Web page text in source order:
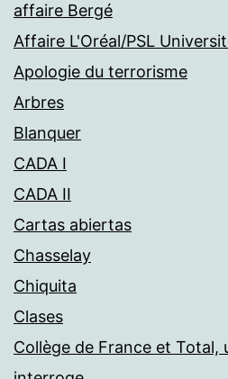
affaire Bergé
Affaire L'Oréal/PSL
Apologie du terrorisme
Arbres
Blanquer
CADA I
CADA II
Cartas abiertas
Chasselay
Chiquita
Clases
Collège de France et Total,